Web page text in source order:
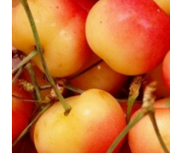
Dud
Corn
Smochin
Kaki
Mosmon
Prun